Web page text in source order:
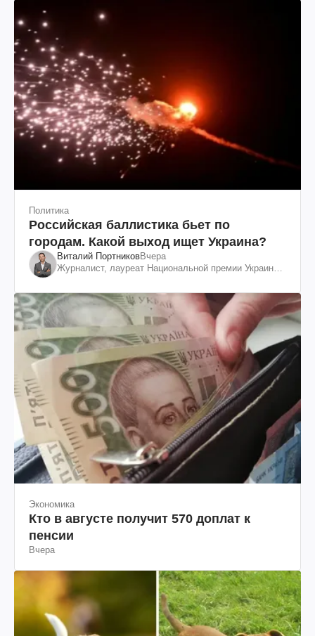
Политика
Российская баллистика бьет по
городам. Какой выход ищет Украина?
Виталий ПортниковВчера
Журналист, лауреат Национальной премии Украины
Экономика
Кто в августе получит 570 доплат к
пенсии
Вчера